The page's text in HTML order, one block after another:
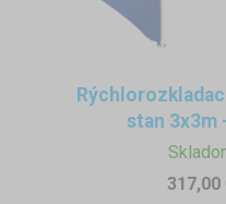
stan 3x3m
317,00